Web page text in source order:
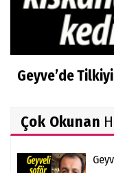
Geyve’de
Çok Okunan